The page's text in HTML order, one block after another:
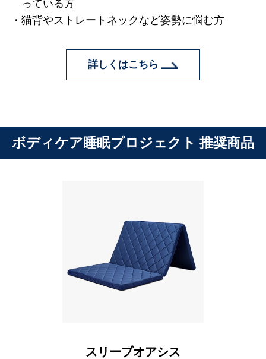
っている方
猫背やストレートネックなど姿勢に悩む方
詳しくはこちら
ボディケア睡眠プロジェクト 推奨商品
スリープオアシス